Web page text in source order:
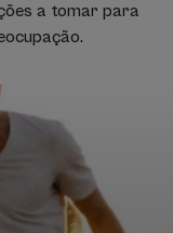
a tomar para